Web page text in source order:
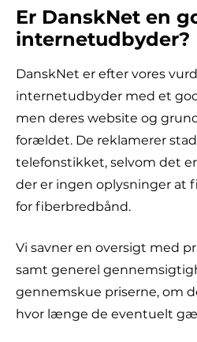
Er DanskNet en
internetudbyder?
DanskNet er efter vores
internetudbyder med et
men deres website og
forældet. De reklamerer
telefonstikket, selvom det
der er ingen oplysninger
for fiberbredbånd.
Vi savner en oversigt med
samt generel
gennemskue priserne, om
hvor længe de eventuelt